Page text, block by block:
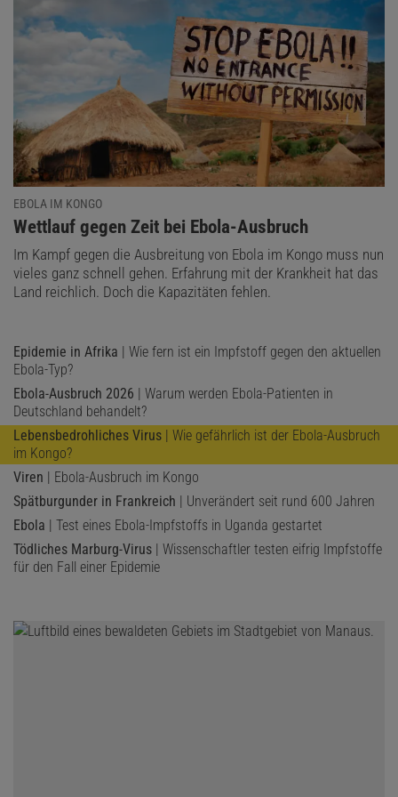
Behandlung. Bis sie entwickelt werden, könnten noch Monate
vergehen. Auch seine Eigenschaften sind weniger gut bekannt als
jene des Zaire-Ebolavirus, das bisher die meisten und größten
Ausbrüche verursachte.
Es ist bereits der 17. bekannte Ebola-Ausbruch in der
Demokratischen Republik Kongo. Während frühe Ausbrüche klein
blieben, führen eine Reihe von Faktoren wie höhere
Bevölkerungsdichte und größere Mobilität dazu, dass Ebola-
Epidemien tendenziell mehr Menschen betreffen. Gleichzeitig sind
das kongolesische Gesundheitssystem und die internationale
Gemeinschaft besser darin geworden, solche Ausbrüche
einzudämmen. Fachleute fürchten dennoch, dass die aktuelle
Ebola-Epidemie sogar größer werden könnte als
Diesen Artikel empfehlen:
Lars Fischer
ist Chemiker und Redakteur für Geowissenschaften, Chemie und
scheußliche Krankheiten.
EBOLA IM KONGO
:
Wettlauf gegen Zeit bei Ebola-Ausbruch
Im Kampf gegen die Ausbreitung von Ebola im Kongo muss nun
vieles ganz schnell gehen. Erfahrung mit der Krankheit hat das
Land reichlich. Doch die Kapazitäten fehlen.
Epidemie in Afrika | Wie fern ist ein Impfstoff gegen den aktuellen
Ebola-Typ?
Ebola-Ausbruch 2026 | Warum werden Ebola-Patienten in
Deutschland behandelt?
Lebensbedrohliches Virus | Wie gefährlich ist der Ebola-Ausbruch
im Kongo?
Viren | Ebola-Ausbruch im Kongo
Spätburgunder in Frankreich | Unverändert seit rund 600 Jahren
Ebola | Test eines Ebola-Impfstoffs in Uganda gestartet
Tödliches Marburg-Virus | Wissenschaftler testen eifrig Impfstoffe
für den Fall einer Epidemie